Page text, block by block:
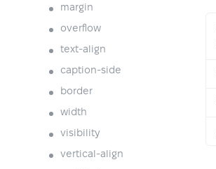
margin
overflow
text-align
caption-side
border
width
visibility
vertical-align